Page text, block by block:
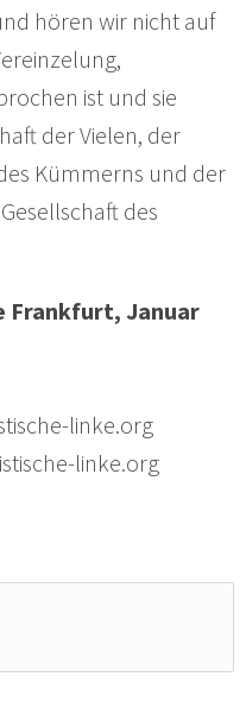
hören wir nicht auf
ist und sie
der Vielen, der
Kümmerns und der
des
Frankfurt, Januar
linke.org
linke.org